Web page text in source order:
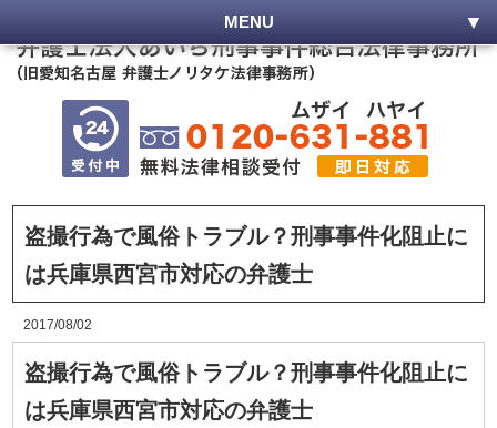
MENU
盗撮行為で風俗トラブル？刑事事件化阻止に
は兵庫県西宮市対応の弁護士
2017/08/02
盗撮行為で風俗トラブル？刑事事件化阻止に
は兵庫県西宮市対応の弁護士